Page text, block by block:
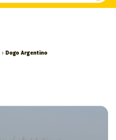
Dogo Argentino